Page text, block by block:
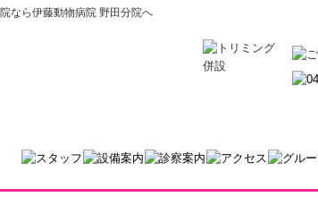
なら伊藤動物病院 野田分院へ